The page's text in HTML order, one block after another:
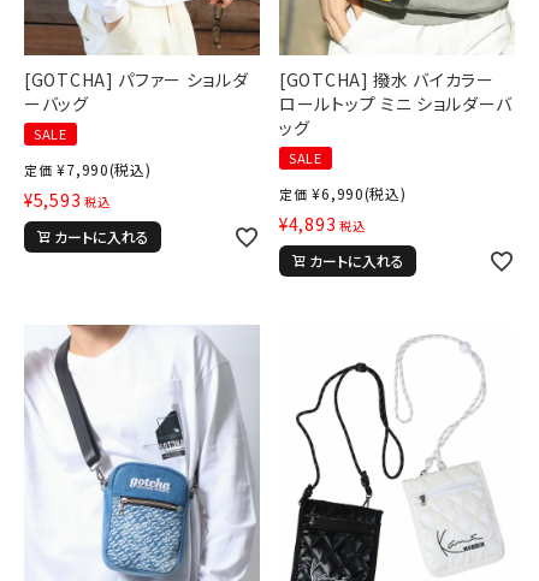
[GOTCHA] パファー ショルダ
ーバッグ
SALE
定価 ¥7,990(税込)
¥5,593 税込
カートに入れる
[GOTCHA] 撥水 バイカラー
ロールトップ ミニ ショルダーバ
ッグ
SALE
定価 ¥6,990(税込)
¥4,893 税込
カートに入れる